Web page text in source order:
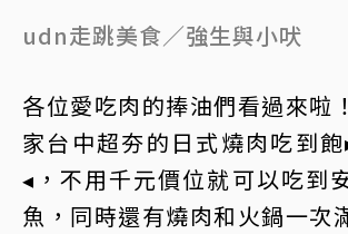
udn走跳美食／強生與小吠
各位愛吃肉的捧油們看過來啦
家台中超夯的日式燒肉吃到飽
◂，不用千元價位就可以吃到
魚，同時還有燒肉和火鍋一次